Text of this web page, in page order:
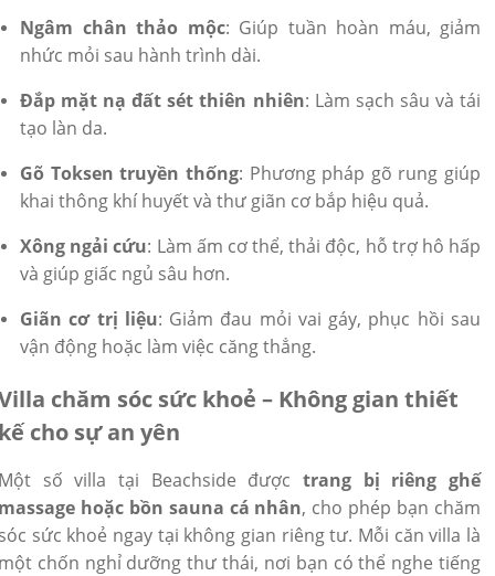
Ngâm chân thảo mộc: Giúp tuần hoàn máu, giảm
nhức mỏi sau hành trình dài.
Đắp mặt nạ đất sét thiên nhiên: Làm sạch sâu và tái
tạo làn da.
Gõ Toksen truyền thống: Phương pháp gõ rung giúp
khai thông khí huyết và thư giãn cơ bắp hiệu quả.
Xông ngải cứu: Làm ấm cơ thể, thải độc, hỗ trợ hô hấp
và giúp giấc ngủ sâu hơn.
Giãn cơ trị liệu: Giảm đau mỏi vai gáy, phục hồi sau
vận động hoặc làm việc căng thẳng.
chăm sóc sức khoẻ – Không gian thiết
cho sự an yên
số villa tại Beachside được trang bị riêng ghế
hoặc bồn sauna cá nhân, cho phép bạn chăm
sức khoẻ ngay tại không gian riêng tư. Mỗi căn villa là
chốn nghỉ dưỡng thư thái, nơi bạn có thể nghe tiếng